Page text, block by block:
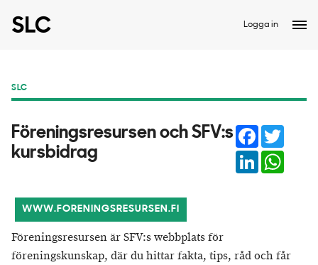
Logga in
SLC
Föreningsresursen och SFV:s
kursbidrag
Facebook
LinkedIn
WWW.FORENINGSRESURSEN.FI
Föreningsresursen är SFV:s webbplats för
föreningskunskap, där du hittar fakta, tips, råd och får